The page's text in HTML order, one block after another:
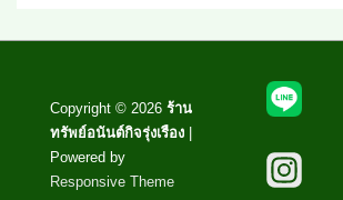
Copyright © 2026 ร้าน
ทรัพย์อนันต์กิจรุ่งเรือง
Powered by
Responsive Theme